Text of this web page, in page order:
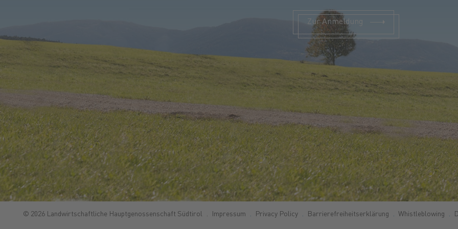
Zur Anmeldung
© 2026 Landwirtschaftliche Hauptgenossenschaft Südtirol Impressum Privacy Policy Barrierefreiheitserklärung Whistleblowing